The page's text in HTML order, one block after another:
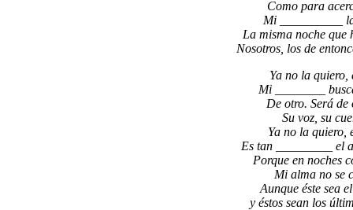
Como para
Mi __________
La misma noche que
Nosotros, los de
Ya no la quiero,
Mi ________
De otro. Será de
Su voz, su
Ya no la quiero,
Es tan _________ el
Porque en noches
Mi alma no se
Aunque éste sea
y éstos sean los